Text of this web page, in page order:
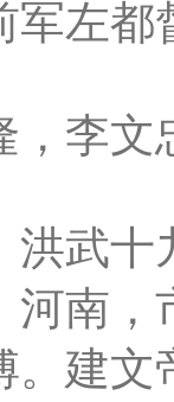
军左
，李文
洪武十
河南
。建